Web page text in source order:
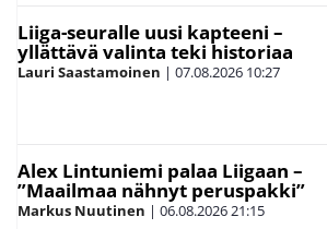
Liiga-seuralle uusi kapteeni –
yllättävä valinta teki historiaa
Lauri Saastamoinen | 07.08.2026 10:27
Alex Lintuniemi palaa Liigaan –
”Maailmaa nähnyt peruspakki”
Markus Nuutinen | 06.08.202621:15